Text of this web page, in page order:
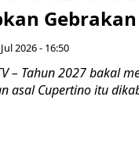
2026 - 16:50
– Tahun 2027 bakal
asal Cupertino itu